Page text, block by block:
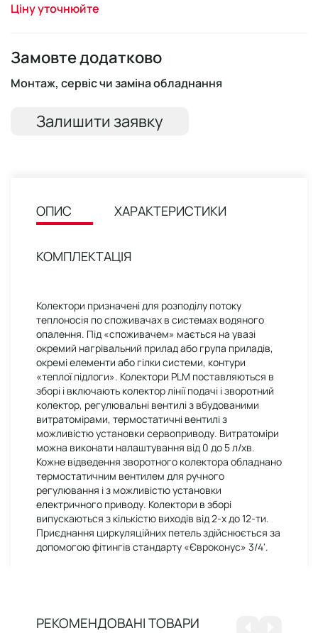
Ціну уточнюйте
Замовте додатково
Монтаж, сервіс чи заміна обладнання
Залишити заявку
ОПИС ХАРАКТЕРИСТИКИ
КОМПЛЕКТАЦІЯ
Колектори призначені для розподілу потоку
теплоносія по споживачах в системах водяного
опалення. Під «споживачем» мається на увазі
окремий нагрівальний прилад або група приладів,
окремі елементи або гілки системи, контури
«теплої підлоги». Колектори PLM поставляються в
зборі і включають колектор лінії подачі і зворотний
колектор, регулювальні вентилі з вбудованими
витратомірами, термостатичні вентилі з
можливістю установки сервоприводу. Витратоміри
можна виконати налаштування від 0 до 5 л/хв.
Кожне відведення зворотного колектора обладнано
термостатичним вентилем для ручного
регулювання і з можливістю установки
електричного приводу. Колектори в зборі
випускаються з кількістю виходів від 2-х до 12-ти.
Приєднання циркуляційних петель здійснюється за
допомогою фітингів стандарту «Євроконус» 3/4'.
РЕКОМЕНДОВАНІ ТОВАРИ